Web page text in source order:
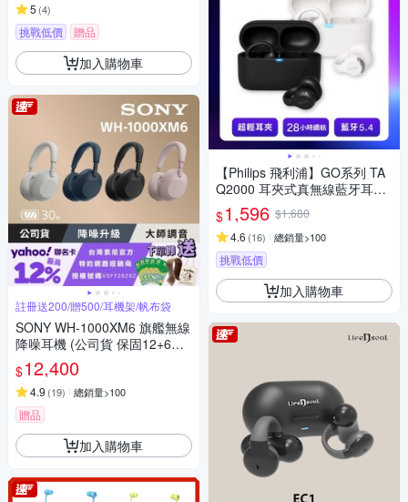
5 (4)
挑戰低價 贈品
加入購物車
註冊送200/贈500/耳機架/帆布袋
SONY WH-1000XM6 旗艦無線
降噪耳機 (公司貨 保固12+6個
月)
$12,400
4.9 (19) 總銷量>100
贈品
加入購物車
【Philips 飛利浦】GO系列 TA
Q2000 耳夾式真無線藍牙耳機
|輕盈裸感 音霸享受
$1,596 $1,680
4.6 (16) 總銷量>100
挑戰低價
加入購物車